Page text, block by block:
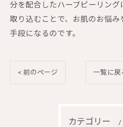
分を配合したハーブピーリン
取り込むことで、お肌のお悩
手段になるのです。
< 前のページ 一覧に戻
カテゴリー